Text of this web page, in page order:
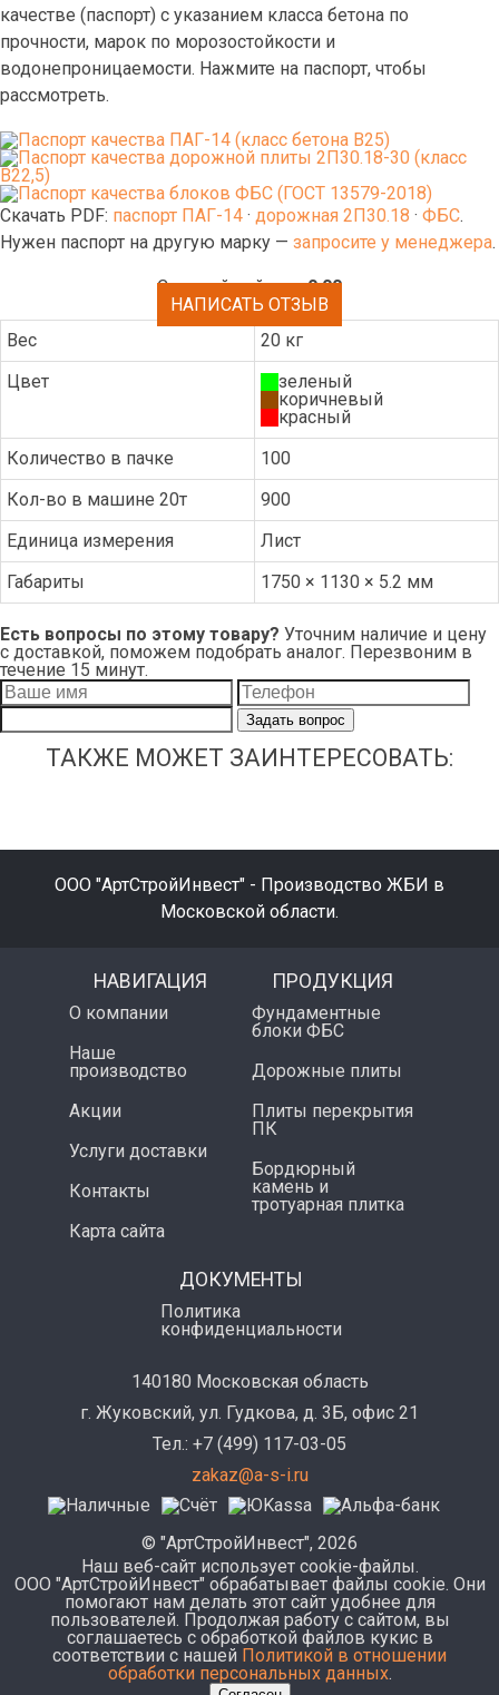
качестве (паспорт) с указанием класса бетона по
прочности, марок по морозостойкости и
водонепроницаемости. Нажмите на паспорт, чтобы
рассмотреть.
Скачать PDF: паспорт ПАГ-14 · дорожная 2П30.18 · ФБС.
Нужен паспорт на другую марку — запросите у менеджера.
Средний рейтинг:0.00
НАПИСАТЬ ОТЗЫВ
Вес
20 кг
Цвет
зеленый
коричневый
красный
Количество в пачке
100
Кол-во в машине 20т
900
Единица измерения
Лист
Габариты
1750 × 1130 × 5.2 мм
Есть вопросы по этому товару? Уточним наличие и цену
с доставкой, поможем подобрать аналог. Перезвоним в
течение 15 минут.
Задать вопрос
ТАКЖЕ МОЖЕТ ЗАИНТЕРЕСОВАТЬ:
ООО "АртСтройИнвест" - Производство ЖБИ в
Московской области.
НАВИГАЦИЯ
О компании
Наше
производство
Акции
Услуги доставки
Контакты
Карта сайта
ПРОДУКЦИЯ
Фундаментные
блоки ФБС
Дорожные плиты
Плиты перекрытия
ПК
Бордюрный
камень и
тротуарная плитка
ДОКУМЕНТЫ
Политика
конфиденциальности
140180 Московская область
г. Жуковский, ул. Гудкова, д. 3Б, офис 21
Тел.: +7 (499) 117-03-05
zakaz@a-s-i.ru
© "АртСтройИнвест", 2026
Наш веб-сайт использует cookie-файлы.
ООО "АртСтройИнвест" обрабатывает файлы cookie. Они
помогают нам делать этот сайт удобнее для
пользователей. Продолжая работу с сайтом, вы
соглашаетесь с обработкой файлов кукис в
соответствии с нашей Политикой в отношении
обработки персональных данных.